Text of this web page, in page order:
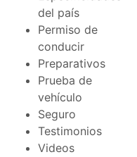
del país
Permiso de
conducir
Preparativos
Prueba de
vehículo
Seguro
Testimonios
Videos